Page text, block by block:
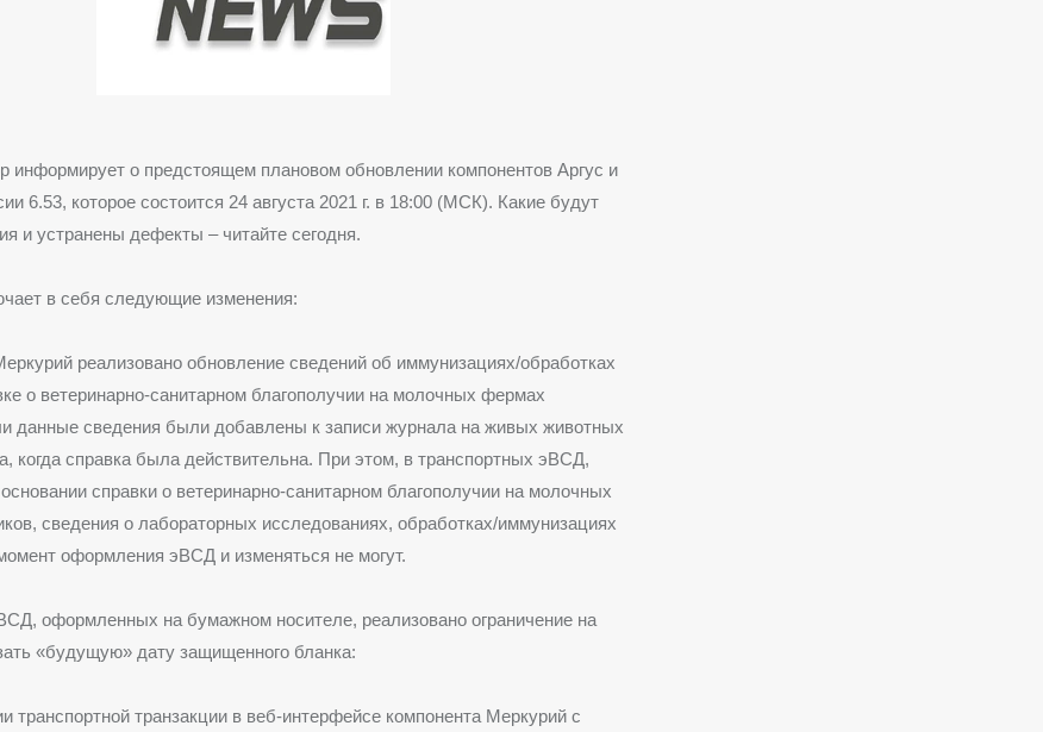
информирует о предстоящем плановом обновлении компонентов Аргус и
6.53, которое состоится 24 августа 2021 г. в 18:00 (МСК). Какие будут
и устранены дефекты – читайте сегодня.
в себя следующие изменения:
реализовано обновление сведений об иммунизациях/обработках
о ветеринарно-санитарном благополучии на молочных фермах
данные сведения были добавлены к записи журнала на живых животных
когда справка была действительна. При этом, в транспортных эВСД,
справки о ветеринарно-санитарном благополучии на молочных
сведения о лабораторных исследованиях, обработках/иммунизациях
оформления эВСД и изменяться не могут.
оформленных на бумажном носителе, реализовано ограничение на
«будущую» дату защищенного бланка:
транспортной транзакции в веб-интерфейсе компонента Меркурий с